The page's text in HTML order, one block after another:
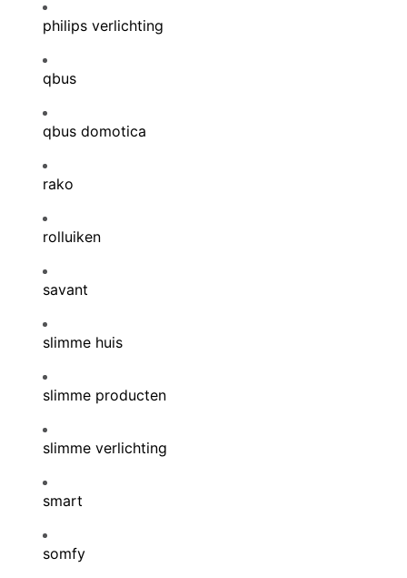
philips verlichting
qbus
qbus domotica
rako
rolluiken
savant
slimme huis
slimme producten
slimme verlichting
smart
somfy